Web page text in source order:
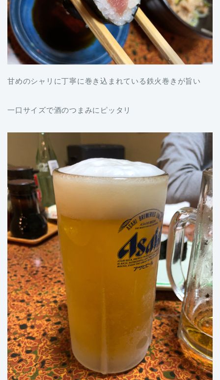
甘めのシャリに丁寧に巻き込まれている鉄火巻きが旨い
一口サイズで酒のつまみにピッタリ